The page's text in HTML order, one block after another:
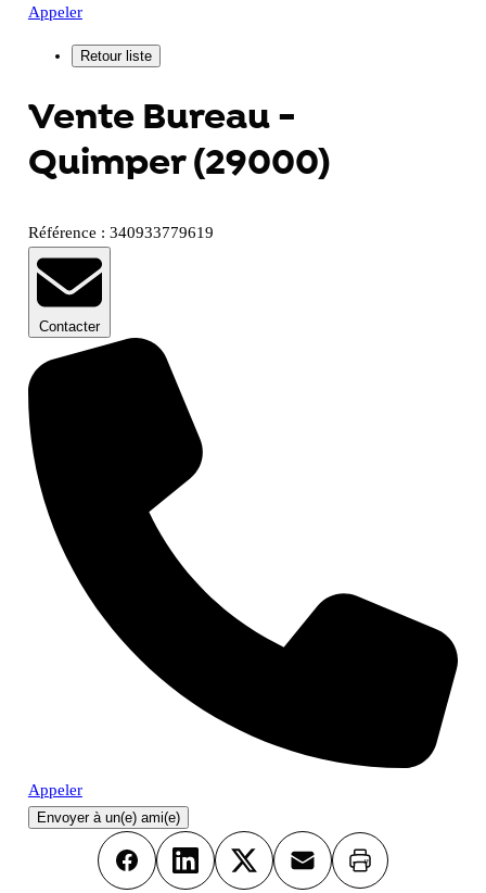
Appeler
Vente Bureau -
Quimper (29000)
Référence : 340933779619
Contacter
Appeler
Envoyer à un(e) ami(e)
FacebookLinkedInX Email Imprimer